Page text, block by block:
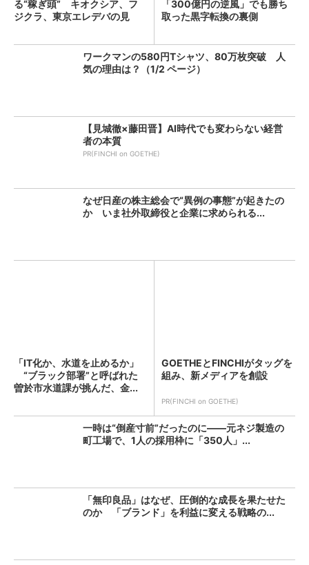
る“稼ぎ頭” キオクシア、フ
ジクラ、東京エレデバの見
「300億円の逆風」でも勝ち
取った黒字転換の裏側
ワークマンの580円Tシャツ、80万枚突破 人
気の理由は？（1/2 ページ）
【見城徹×藤田晋】AI時代でも変わらない経営
者の本質
PR(FINCHI on GOETHE)
なぜ日産の株主総会で“異例の事態”が起きたの
か いま社外取締役と企業に求められる...
「IT化か、水道を止めるか」
“ブラック部署”と呼ばれた
曽於市水道課が挑んだ、金...
GOETHEとFINCHIがタッグを
組み、新メディアを創設
PR(FINCHI on GOETHE)
一時は“倒産寸前”だったのに――元ネジ製造の
町工場で、1人の採用枠に「350人」...
「無印良品」はなぜ、圧倒的な成長を果たせた
のか 「ブランド」を利益に変える戦略の...